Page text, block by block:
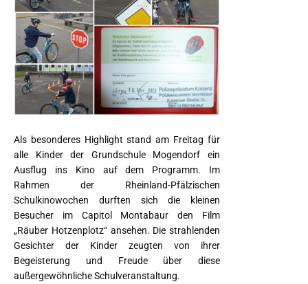
Als besonderes Highlight stand am Freitag für
alle Kinder der Grundschule Mogendorf ein
Ausflug ins Kino auf dem Programm. Im
Rahmen der Rheinland-Pfälzischen
Schulkinowochen durften sich die kleinen
Besucher im Capitol Montabaur den Film
„Räuber Hotzenplotz“ ansehen. Die strahlenden
Gesichter der Kinder zeugten von ihrer
Begeisterung und Freude über diese
außergewöhnliche Schulveranstaltung.